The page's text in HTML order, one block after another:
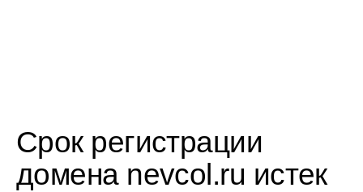
Срок регистрации
домена nevcol.ru истек